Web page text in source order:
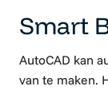
Smart
AutoCAD kan
van te maken.